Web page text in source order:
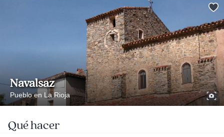
Navalsaz
Pueblo en La Rioja
Qué hacer